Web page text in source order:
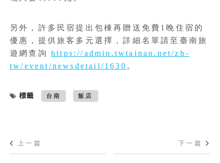
另外，許多民宿提出包棟再贈送免費1晚住宿的
優惠，提供旅客多元選擇，詳細名單請至臺南旅
遊網查詢 https://admin.twtainan.net/zh-
tw/event/newsdetail/1630 。
標籤 台南 飯店
上一篇 下一篇